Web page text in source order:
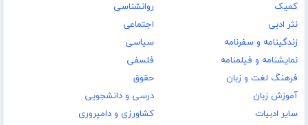
کمیک
نثر ادبی
زندگینامه و سفرنامه
نمایشنامه و فیلمنامه
فرهنگ لغت و زبان
آموزش زبان
سایر ادبیات
روانشناسی
اجتماعی
سیاسی
فلسفی
حقوق
درسی و دانشجویی
کشاورزی و دامپروری